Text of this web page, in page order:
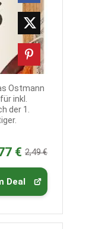
Ostmann
inkl.
der 1.
€ 2,49 €
Deal